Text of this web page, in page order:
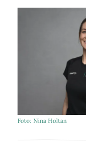
Foto: Nina Holtan